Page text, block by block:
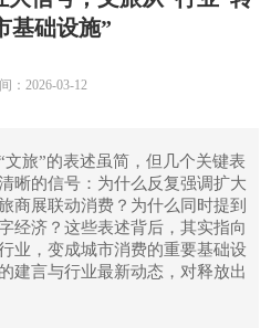
基础设施”
：2026-03-12
旅”的表述虽简，但几个关键表
晰的信号：为什么反复强调扩大
商展联动消费？为什么同时提到
经济？这些表述背后，其实指向
业，变成城市消费的重要基础设
建言与行业最新动态，对释放出